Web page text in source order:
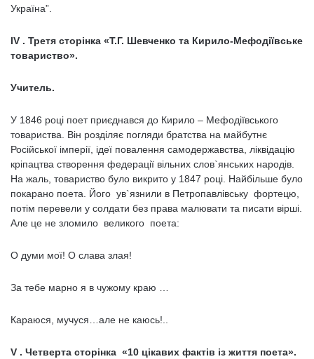
Україна”.
IV . Третя сторінка «Т.Г. Шевченко та Кирило-Мефодіївське
товариство».
Учитель.
У 1846 році поет приєднався до Кирило – Мефодіївського
товариства. Він розділяє погляди братства на майбутнє
Російської імперії, ідеї повалення самодержавства, ліквідацію
кріпацтва створення федерації вільних слов`янських народів.
На жаль, товариство було викрито у 1847 році. Найбільше було
покарано поета. Його ув`язнили в Петропавлівську фортецю,
потім перевели у солдати без права малювати та писати вірші.
Але це не зломило великого поета:
О думи мої! О слава злая!
За тебе марно я в чужому краю …
Караюся, мучуся…але не каюсь!..
V . Четверта сторінка «10 цікавих фактів із життя поета».